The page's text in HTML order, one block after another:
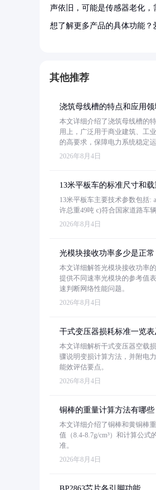
声依旧，可能是传感器老化，
想了解更多产品的具体功能？
其他推荐
浇筑母线槽的特点和应用领
本文详细介绍了浇筑母线槽的
用上，广泛用于商业建筑、工
的高要求，保障电力系统稳定运
2026年8月4日
13米平板车的标准尺寸和
13米平板车主要技术参数包括:
许总重49吨 c)符合国家道路车
2026年8月4日
光模块接收功率多少是正常
本文详细解答光模块接收功率
提供不同速率光模块的参考值
速判断网络性能问题。
2026年8月4日
干式变压器损耗标准一览
本文详细解析干式变压器空载
骤说明变损计算方法，并附电
能效评估要点。
2026年8月4日
铜棒的重量计算方法有哪些
本文详细介绍了铜棒和黄铜棒
值（8.4-8.7g/cm³）和计算公
准。
2026年8月4日
BP2863芯片各引脚功能